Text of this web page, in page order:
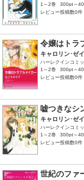
1～2巻
300pt～
レビュー投稿数0件
令嬢はトラ
キャロリン･ゼ
ハーレクインコミ
1～2巻
300pt～
レビュー投稿数0件
嘘つきなシ
キャロリン･ゼ
ハーレクインコミ
1～2巻
300pt～
レビュー投稿数0件
世紀のファ